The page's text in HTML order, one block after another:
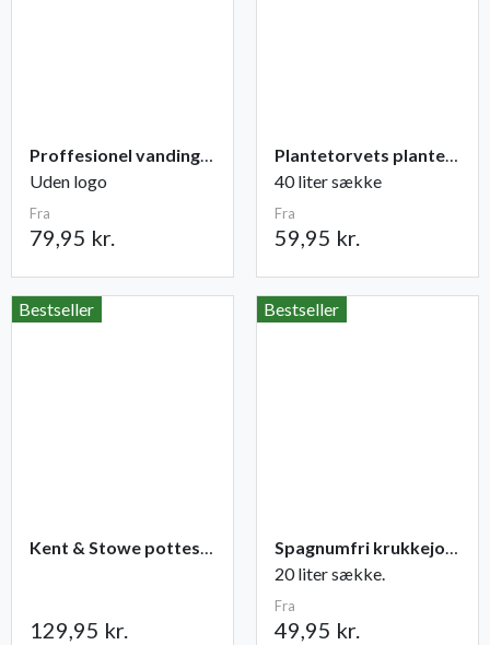
Proffesionel vandingspose 100 liter
Uden logo
Fra
79,95 kr.
Plantetorvets plantejord
40 liter sække
Fra
59,95 kr.
Bestseller
Kent & Stowe potteskovl
129,95 kr.
Bestseller
Spagnumfri krukkejord fra Champost
20 liter sække.
Fra
49,95 kr.